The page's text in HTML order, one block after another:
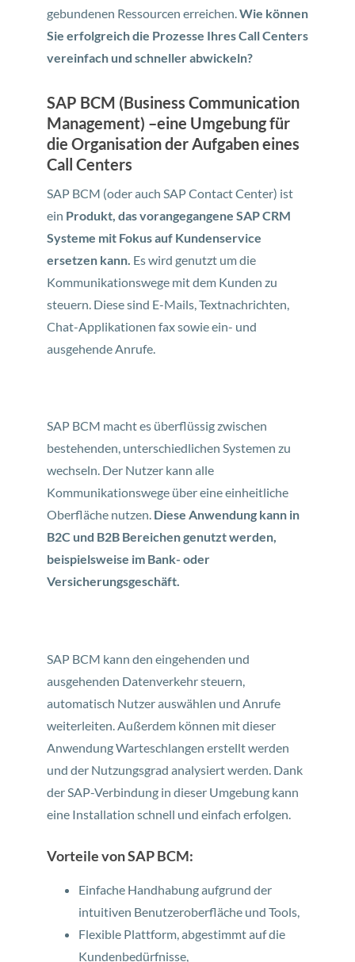
gebundenen Ressourcen erreichen.Wie können
Sie erfolgreich die Prozesse Ihres Call Centers
vereinfach und schneller abwickeln?
SAP BCM (Business Communication
Management) –eine Umgebung für
die Organisation der Aufgaben eines
Call Centers
SAP BCM (oder auch SAP Contact Center) ist
ein Produkt, das vorangegangene SAP CRM
Systeme mit Fokus auf Kundenservice
ersetzen kann. Es wird genutzt um die
Kommunikationswege mit dem Kunden zu
steuern. Diese sind E-Mails, Textnachrichten,
Chat-Applikationen fax sowie ein- und
ausgehende Anrufe.
SAP BCM macht es überflüssig zwischen
bestehenden, unterschiedlichen Systemen zu
wechseln. Der Nutzer kann alle
Kommunikationswege über eine einheitliche
Oberfläche nutzen. Diese Anwendung kann in
B2C und B2B Bereichen genutzt werden,
beispielsweise im Bank- oder
Versicherungsgeschäft.
SAP BCM kann den eingehenden und
ausgehenden Datenverkehr steuern,
automatisch Nutzer auswählen und Anrufe
weiterleiten. Außerdem können mit dieser
Anwendung Warteschlangen erstellt werden
und der Nutzungsgrad analysiert werden. Dank
der SAP-Verbindung in dieser Umgebung kann
eine Installation schnell und einfach erfolgen.
Vorteile von SAP BCM:
Einfache Handhabung aufgrund der
intuitiven Benutzeroberfläche und Tools,
Flexible Plattform, abgestimmt auf die
Kundenbedürfnisse,